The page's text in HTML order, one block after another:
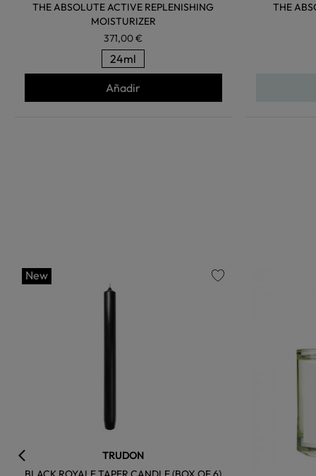
THE ABSOLUTE ACTIVE REPLENISHING
MOISTURIZER
371,00 €
24ml
Añadir
THE
New
TRUDON